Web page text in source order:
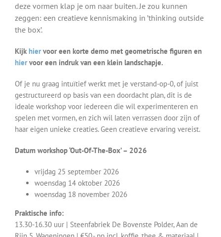
deze vormen klap je om naar buiten. Je zou kunnen
zeggen: een creatieve kennismaking in ’thinking outside
the box’.
Kijk hiervoor een korte demo met geometrische figuren en
hiervoor een indruk van een klein landschapje.
Of je nu graag intuïtief werkt met je verstand-op-0, of juist
gestructureerd op basis van een doordacht plan, dit is de
ideale workshop voor iedereen die wil experimenteren en
spelen met vormen, en zich wil laten verrassen door zijn of
haar eigen unieke creaties. Geen creatieve ervaring vereist.
Datum workshop ‘Out-Of-The-Box’ – 2026
vrijdag 25 september 2026
woensdag 14 oktober 2026
woensdag 18 november 2026
Praktische info:
13.30-16.30 uur | Steenfabriek De Bovenste Polder, Aan de